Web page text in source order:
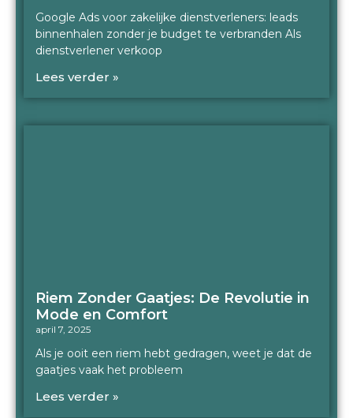
Google Ads voor zakelijke dienstverleners: leads
binnenhalen zonder je budget te verbranden Als
dienstverlener verkoop
Lees verder »
Riem Zonder Gaatjes: De Revolutie in
Mode en Comfort
april 7, 2025
Als je ooit een riem hebt gedragen, weet je dat de
gaatjes vaak het probleem
Lees verder »